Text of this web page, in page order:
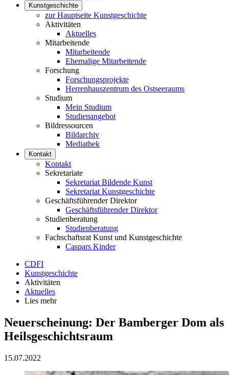
Kunstgeschichte
zur Hauptseite Kunstgeschichte
Aktivitäten
Aktuelles
Mitarbeitende
Mitarbeitende
Ehemalige Mitarbeitende
Forschung
Forschungsprojekte
Herrenhauszentrum des Ostseeraums
Studium
Mein Studium
Studienangebot
Bildressourcen
Bildarchiv
Mediathek
Kontakt
Kontakt
Sekretariate
Sekretariat Bildende Kunst
Sekretariat Kunstgeschichte
Geschäftsführender Direktor
Geschäftsführender Direktor
Studienberatung
Studienberatung
Fachschaftsrat Kunst und Kunstgeschichte
Caspars Kinder
CDFI
Kunstgeschichte
Aktivitäten
Aktuelles
Lies mehr
Neuerscheinung: Der Bamberger Dom als
Heilsgeschichtsraum
15.07.2022